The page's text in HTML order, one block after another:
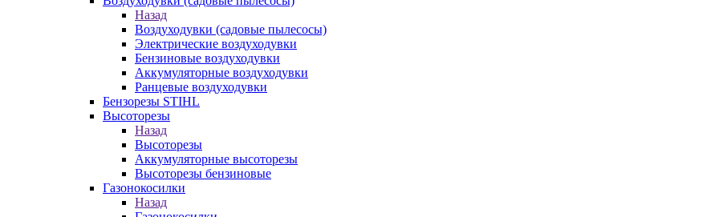
Назад
Воздуходувки (садовые пылесосы)
Электрические воздуходувки
Бензиновые воздуходувки
Аккумуляторные воздуходувки
Ранцевые воздуходувки
Бензорезы STIHL
Высоторезы
Назад
Высоторезы
Аккумуляторные высоторезы
Высоторезы бензиновые
Газонокосилки
Назад